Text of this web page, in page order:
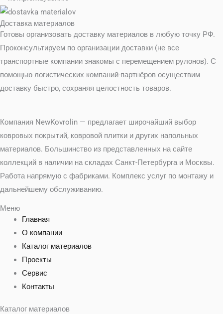
Доставка материалов
Готовы организовать доставку материалов в любую точку РФ.
Проконсультируем по организации доставки (не все
транспортные компании знакомы с перемещением рулонов). С
помощью логистических компаний-партнёров осуществим
доставку быстро, сохраняя целостность товаров.
Компания NewKovrolin — предлагает широчайший выбор
ковровых покрытий, ковровой плитки и других напольных
материалов. Большинство из представленных на сайте
коллекций в наличии на складах Санкт-Петербурга и Москвы.
Работа напрямую с фабриками. Комплекс услуг по монтажу и
дальнейшему обслуживанию.
Меню
Главная
О компании
Каталог материалов
Проекты
Сервис
Контакты
Каталог материалов